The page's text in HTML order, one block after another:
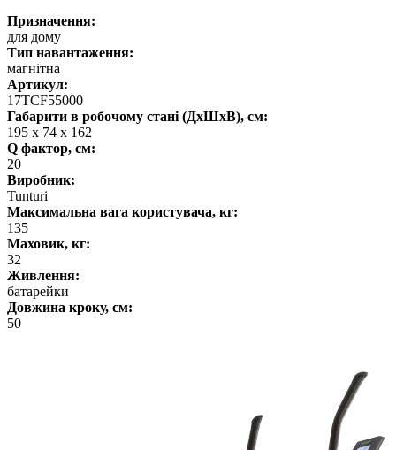
Призначення:
для дому
Тип навантаження:
магнітна
Артикул:
17TCF55000
Габарити в робочому стані (ДхШхВ), см:
195 x 74 х 162
Q фактор, см:
20
Виробник:
Tunturi
Максимальна вага користувача, кг:
135
Маховик, кг:
32
Живлення:
батарейки
Довжина кроку, см:
50